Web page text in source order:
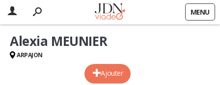
MENU
Ajouter
Alexia MEUNIER
ARPAJON